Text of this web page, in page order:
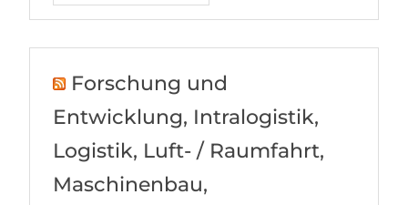
Forschung und
Entwicklung, Intralogistik,
Logistik, Luft- / Raumfahrt,
Maschinenbau,